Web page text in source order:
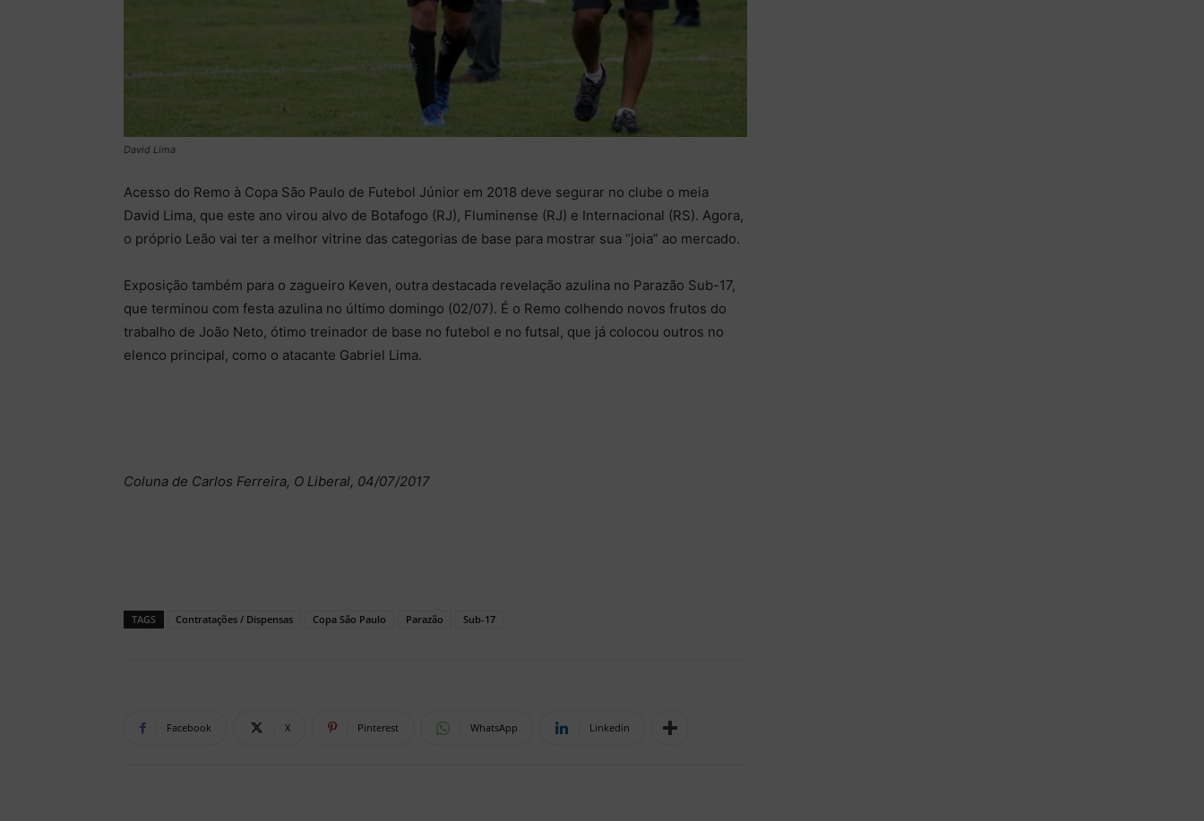
David Lima
Acesso do Remo à Copa São Paulo de Futebol Júnior em 2018 deve segurar no clube o meia
David Lima, que este ano virou alvo de Botafogo (RJ), Fluminense (RJ) e Internacional (RS). Agora,
o próprio Leão vai ter a melhor vitrine das categorias de base para mostrar sua “joia” ao mercado.
Exposição também para o zagueiro Keven, outra destacada revelação azulina no Parazão Sub-17,
que terminou com festa azulina no último domingo (02/07). É o Remo colhendo novos frutos do
trabalho de João Neto, ótimo treinador de base no futebol e no futsal, que já colocou outros no
elenco principal, como o atacante Gabriel Lima.
Coluna de Carlos Ferreira, O Liberal, 04/07/2017
TAGS Contratações / Dispensas Copa São Paulo Parazão Sub-17
Facebook X Pinterest WhatsApp Linkedin